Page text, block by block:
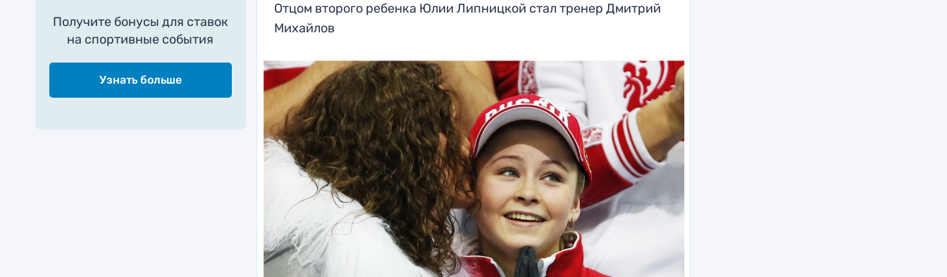
Получите бонусы для ставок
на спортивные события
Узнать больше
Отцом второго ребенка Юлии Липницкой стал тренер Дмитрий
Михайлов